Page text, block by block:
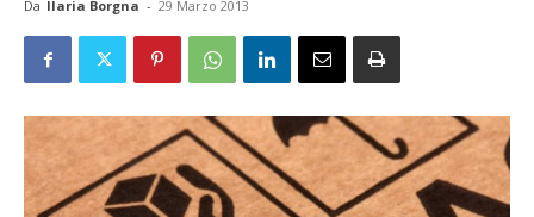
Da Ilaria Borgna - 29 Marzo 2013